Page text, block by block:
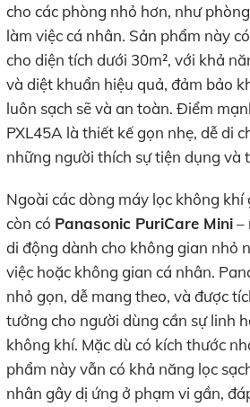
cho các phòng nhỏ hơn, như
làm việc cá nhân. Sản phẩm này
cho diện tích dưới 30m², với khả
và diệt khuẩn hiệu quả, đảm bảo
luôn sạch sẽ và an toàn. Điểm
PXL45A là thiết kế gọn nhẹ, dễ di
những người thích sự tiện dụng và
Ngoài các dòng máy lọc không khí
còn có Panasonic PuriCare Mini–
di động dành cho không gian nhỏ
việc hoặc không gian cá nhân.
nhỏ gọn, dễ mang theo, và được
tưởng cho người dùng cần sự linh
không khí. Mặc dù có kích thước
phẩm này vẫn có khả năng lọc
nhân gây dị ứng ở phạm vi gần,